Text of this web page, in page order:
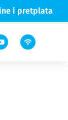
i pretplata